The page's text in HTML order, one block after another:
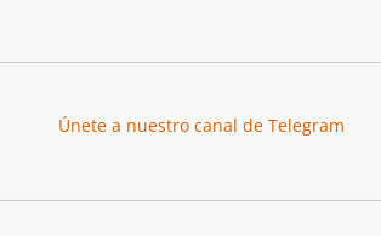
Únete a nuestro canal de Telegram